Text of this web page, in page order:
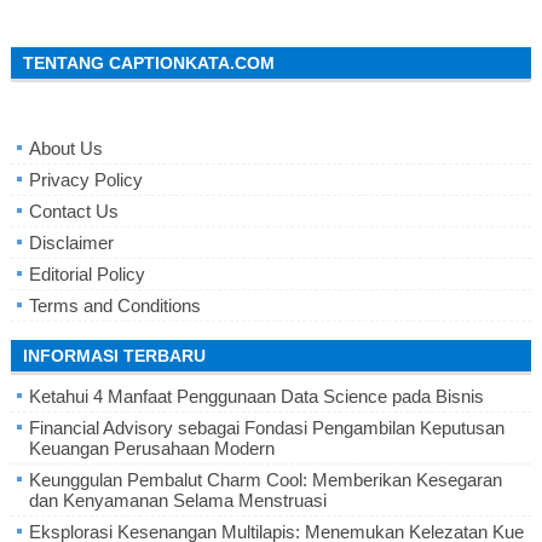
TENTANG CAPTIONKATA.COM
About Us
Privacy Policy
Contact Us
Disclaimer
Editorial Policy
Terms and Conditions
INFORMASI TERBARU
Ketahui 4 Manfaat Penggunaan Data Science pada Bisnis
Financial Advisory sebagai Fondasi Pengambilan Keputusan
Keuangan Perusahaan Modern
Keunggulan Pembalut Charm Cool: Memberikan Kesegaran
dan Kenyamanan Selama Menstruasi
Eksplorasi Kesenangan Multilapis: Menemukan Kelezatan Kue